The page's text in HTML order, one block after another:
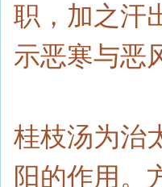
职，加之汗
示恶寒与恶
桂枝汤为治
阳的作用。